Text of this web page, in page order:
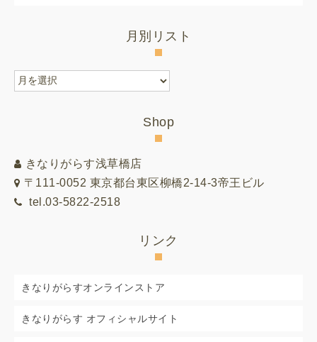
月別リスト
月
別
Shop
きなりがらす浅草橋店
〒111-0052 東京都台東区柳橋2-14-3帝王ビル
tel.03-5822-2518
リンク
きなりがらすオンラインストア
きなりがらす オフィシャルサイト